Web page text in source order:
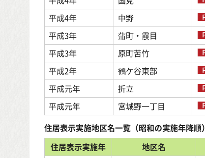
平成4年
中野
平成3年
蒲町・霞目
平成3年
原町苦竹
平成2年
鶴ケ谷東部
平成元年
折立
平成元年
宮城野一丁目
住居表示実施地区名一覧（昭和の実施年降順）
住居表示実施年
地区名